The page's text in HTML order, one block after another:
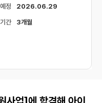
정 2026.06.29
간 3개월